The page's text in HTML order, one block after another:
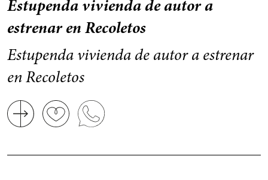
Estupenda vivienda de autor a
estrenar en Recoletos
Estupenda vivienda de autor a estrenar
en Recoletos